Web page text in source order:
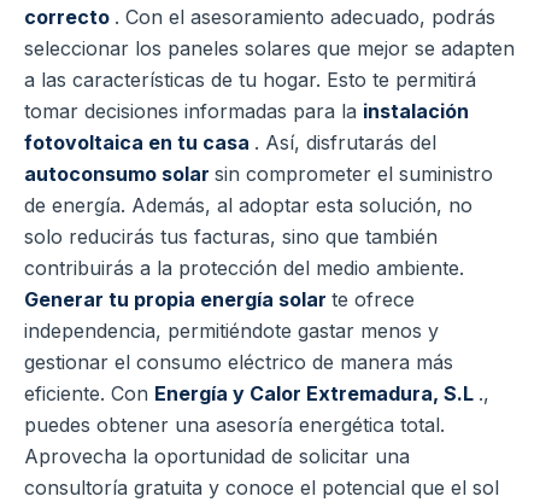
correcto . Con el asesoramiento adecuado, podrás
seleccionar los paneles solares que mejor se adapten
a las características de tu hogar. Esto te permitirá
tomar decisiones informadas para la instalación
fotovoltaica en tu casa . Así, disfrutarás del
autoconsumo solar sin comprometer el suministro
de energía. Además, al adoptar esta solución, no
solo reducirás tus facturas, sino que también
contribuirás a la protección del medio ambiente.
Generar tu propia energía solar te ofrece
independencia, permitiéndote gastar menos y
gestionar el consumo eléctrico de manera más
eficiente. Con Energía y Calor Extremadura, S.L .,
puedes obtener una asesoría energética total.
Aprovecha la oportunidad de solicitar una
consultoría gratuita y conoce el potencial que el sol